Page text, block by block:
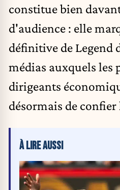
constitue bien
d'audience : elle
définitive de Legend
médias auxquels les
dirigeants
désormais de
À LIRE AUSSI